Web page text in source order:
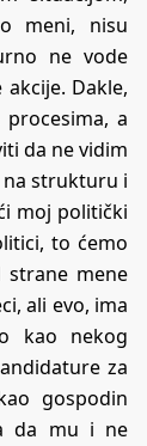
meni, nisu
ne vode
Dakle,
a
da ne vidim
na strukturu i
moj politički
to ćemo
mene
ali evo, ima
kao nekog
za
gospodin
da mu i ne